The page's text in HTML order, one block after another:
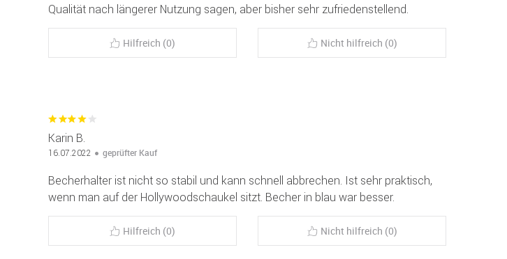
Qualität nach längerer Nutzung sagen, aber bisher sehr zufriedenstellend.
Hilfreich (0) Nicht hilfreich (0)
Karin B.
16.07.2022 geprüfter Kauf
Becherhalter ist nicht so stabil und kann schnell abbrechen. Ist sehr praktisch,
wenn man auf der Hollywoodschaukel sitzt. Becher in blau war besser.
Hilfreich (0) Nicht hilfreich (0)